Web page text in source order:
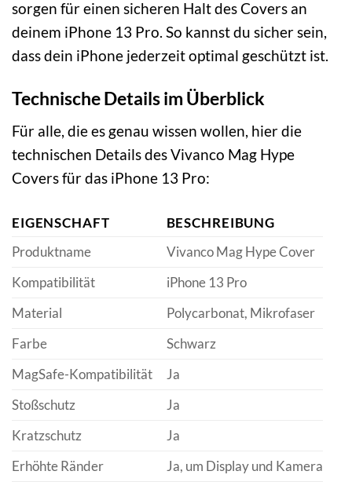
sorgen für einen sicheren Halt des Covers an
deinem iPhone 13 Pro. So kannst du sicher sein,
dass dein iPhone jederzeit optimal geschützt ist.
Technische Details im Überblick
Für alle, die es genau wissen wollen, hier die
technischen Details des Vivanco Mag Hype
Covers für das iPhone 13 Pro:
EIGENSCHAFT
BESCHREIBUNG
Produktname
Vivanco Mag Hype Cover
Kompatibilität
iPhone 13 Pro
Material
Polycarbonat, Mikrofaser
Farbe
Schwarz
MagSafe-Kompatibilität
Ja
Stoßschutz
Ja
Kratzschutz
Ja
Erhöhte Ränder
Ja, um Display und Kamera